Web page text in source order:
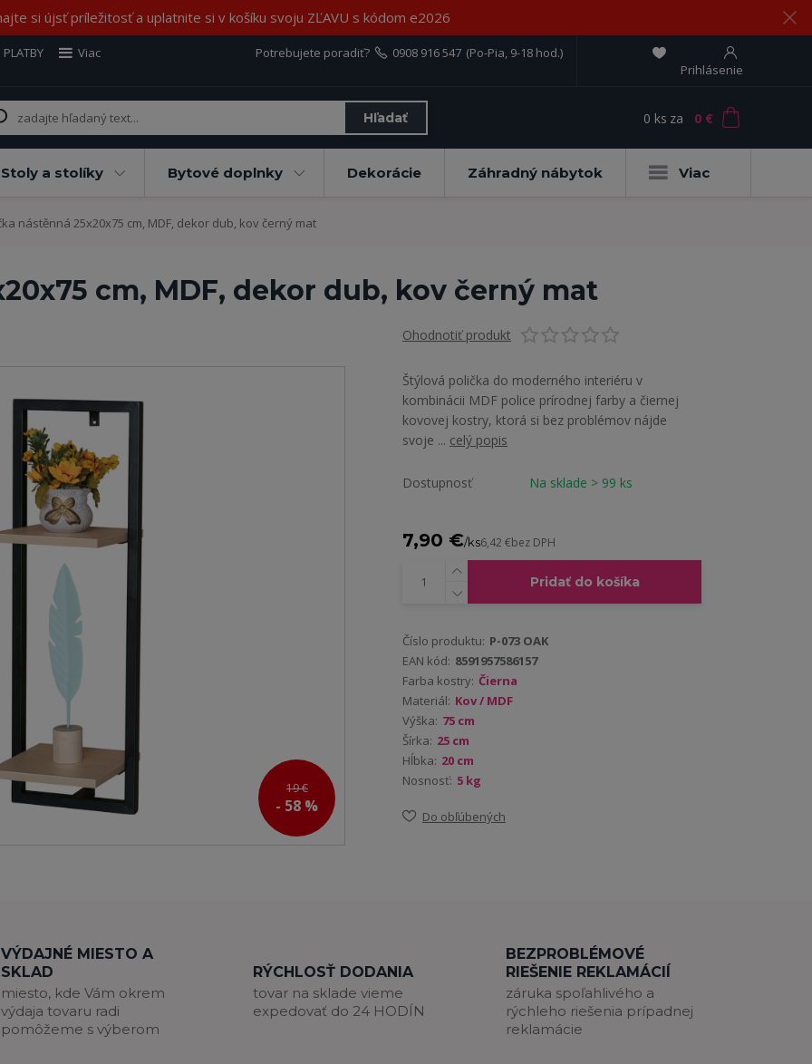
si újsť príležitosť a uplatnite si v košíku svoju ZĽAVU s kódom e2026
Viac
Prihlásenie
Hľadať
Potrebujete poradiť? 0908 916 547 (Po-Pia, 9-18 hod.)
0 ks za 0 €
Stoly a stolíky Bytové doplnky Dekorácie Záhradný nábytok Viac
nástěnná 25x20x75 cm, MDF, dekor dub, kov černý mat
cm, MDF, dekor dub, kov černý mat
19 €
- 58 %
Ohodnotiť produkt
Štýlová polička do moderného interiéru v
kombinácii MDF police prírodnej farby a čiernej
kovovej kostry, ktorá si bez problémov nájde
svoje ... celý popis
Dostupnosť Na sklade > 99 ks
7,90 €/ks6,42 €bez DPH
Pridať do košíka
Číslo produktu: P-073 OAK
EAN kód: 8591957586157
Farba kostry: Čierna
Materiál: Kov / MDF
Výška: 75 cm
Šírka: 25 cm
Hĺbka: 20 cm
Nosnosť: 5 kg
Do obľúbených
VÝDAJNÉ MIESTO A
SKLAD
miesto, kde Vám okrem
výdaja tovaru radi
pomôžeme s výberom
RÝCHLOSŤ DODANIA
tovar na sklade vieme
expedovať do 24 HODÍN
BEZPROBLÉMOVÉ
RIEŠENIE REKLAMÁCIÍ
záruka spoľahlivého a
rýchleho riešenia prípadnej
reklamácie